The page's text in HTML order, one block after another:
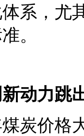
系，尤
。
动力跳
炭价格